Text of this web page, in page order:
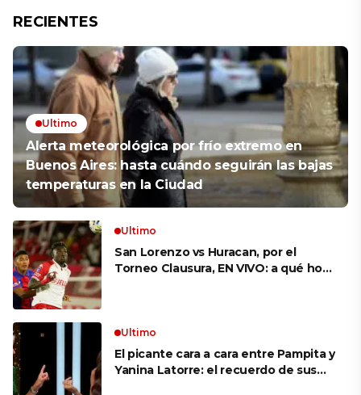
RECIENTES
Ultimo
Alerta meteorológica por frío extremo en
Buenos Aires: hasta cuándo seguirán las bajas
temperaturas en la Ciudad
Ultimo
San Lorenzo vs Huracan, por el
Torneo Clausura, EN VIVO: a qué hora
Ultimo
El picante cara a cara entre Pampita y
Yanina Latorre: el recuerdo de sus